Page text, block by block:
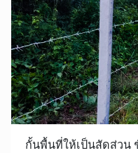
กั้นพื้นที่ให้เป็นสัดส่วน